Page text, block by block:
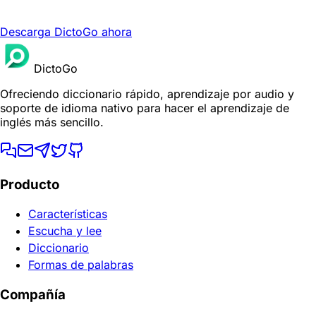
Descarga DictoGo ahora
DictoGo
Ofreciendo diccionario rápido, aprendizaje por audio y
soporte de idioma nativo para hacer el aprendizaje de
inglés más sencillo.
Producto
Características
Escucha y lee
Diccionario
Formas de palabras
Compañía